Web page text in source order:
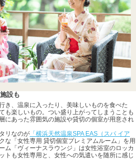
設も
き、温泉に入ったり、美味しいものを食べた
も楽しいもの。つい盛り上がってしまうことも
にあった雰囲気の施設や貸切の個室が用意され
リなのが 「横浜天然温泉SPA EAS（スパ イア
な「女性専用 貸切個室プレミアムルーム」を用
ム「ヴィーナスラウンジ」は女性浴室のロッカ
トも女性専用と、女性への気遣いを随所に感じ